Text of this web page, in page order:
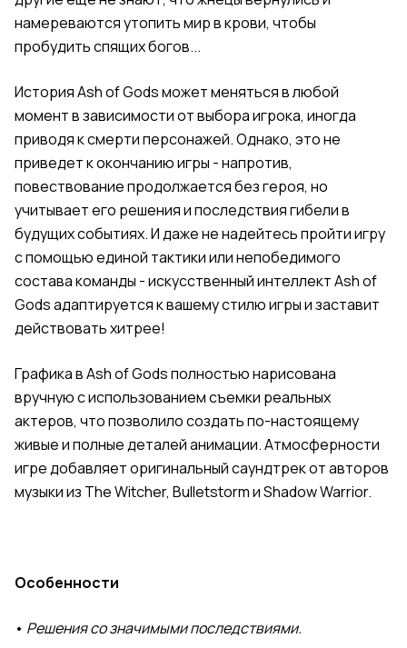
намереваются утопить мир в крови, чтобы
пробудить спящих богов...
История Ash of Gods может меняться в любой
момент в зависимости от выбора игрока, иногда
приводя к смерти персонажей. Однако, это не
приведет к окончанию игры - напротив,
повествование продолжается без героя, но
учитывает его решения и последствия гибели в
будущих событиях. И даже не надейтесь пройти игру
с помощью единой тактики или непобедимого
состава команды - искусственный интеллект Ash of
Gods адаптируется к вашему стилю игры и заставит
действовать хитрее!
Графика в Ash of Gods полностью нарисована
вручную с использованием съемки реальных
актеров, что позволило создать по-настоящему
живые и полные деталей анимации. Атмосферности
игре добавляет оригинальный саундтрек от авторов
музыки из The Witcher, Bulletstorm и Shadow Warrior.
Особенности
• Решения со значимыми последствиями.